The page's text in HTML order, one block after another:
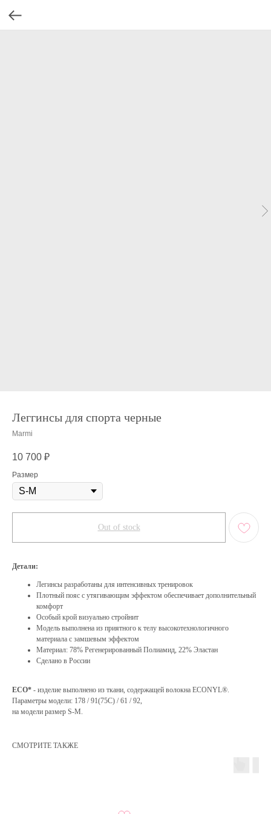
Леггинсы для спорта черные
Marmi
10 700 ₽
Размер
Out of stock
Детали:
Легинсы разработаны для интенсивных тренировок
Плотный пояс с утягивающим эффектом обеспечивает дополнительный
комфорт
Особый крой визуально стройнит
Модель выполнена из приятного к телу высокотехнологичного
материала c замшевым эффектом
Материал: 78% Регенерированный Полиамид, 22% Эластан
Сделано в России
ECO* - изделие выполнено из ткани, содержащей волокна ECONYL®.
Параметры модели: 178 / 91(75C) / 61 / 92,
на модели размер S-M.
СМОТРИТЕ ТАКЖЕ